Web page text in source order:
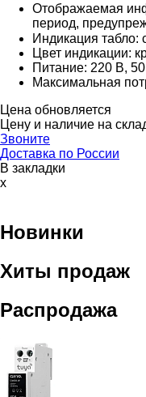
Отображаемая
период,
Индикация
Цвет индикации:
Питание: 220 В,
Максимальная
Цена обновляется
Цену и наличие на
Звоните
Доставка по России
В закладки
x
Новинки
Хиты продаж
Распродажа